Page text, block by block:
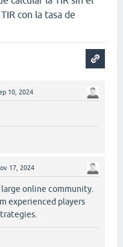
con la tasa de
10, 2024
17, 2024
large online community.
experienced players